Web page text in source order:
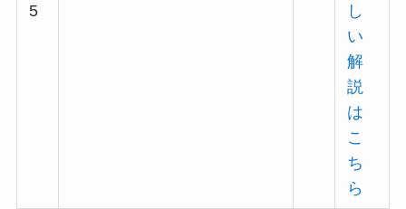
5
し
い
解
説
は
こ
ち
ら